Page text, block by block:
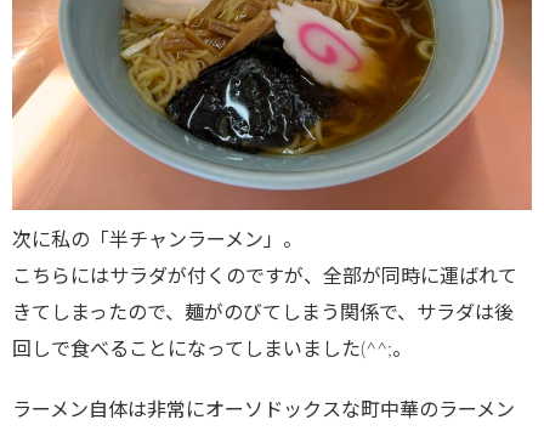
次に私の「半チャンラーメン」。
こちらにはサラダが付くのですが、全部が同時に運ばれて
きてしまったので、麺がのびてしまう関係で、サラダは後
回しで食べることになってしまいました(^^;。
ラーメン自体は非常にオーソドックスな町中華のラーメン